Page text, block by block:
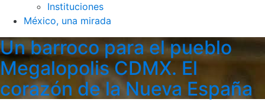
Instituciones
México, una mirada
Un barroco para el pueblo
Megalopolis CDMX. El
corazón de la Nueva España